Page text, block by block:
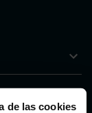
de las cookies